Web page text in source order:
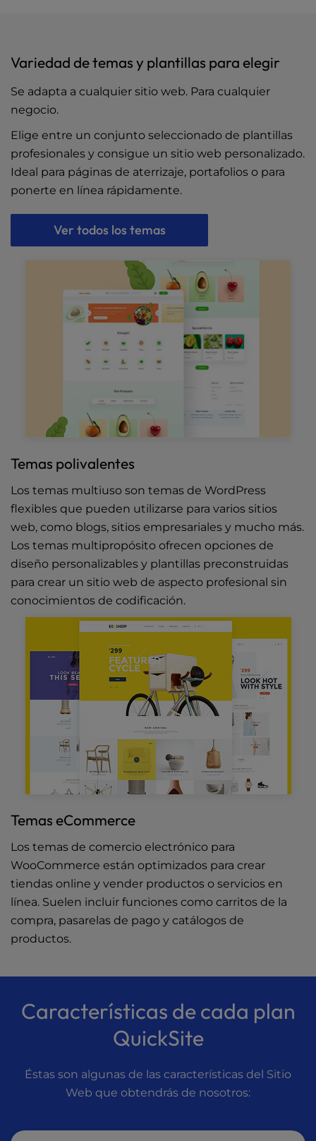
Variedad de temas y plantillas para elegir
Se adapta a cualquier sitio web. Para cualquier
negocio.
Elige entre un conjunto seleccionado de plantillas
profesionales y consigue un sitio web personalizado.
Ideal para páginas de aterrizaje, portafolios o para
ponerte en línea rápidamente.
Ver todos los temas
Temas polivalentes
Los temas multiuso son temas de WordPress
flexibles que pueden utilizarse para varios sitios
web, como blogs, sitios empresariales y mucho más.
Los temas multipropósito ofrecen opciones de
diseño personalizables y plantillas preconstruidas
para crear un sitio web de aspecto profesional sin
conocimientos de codificación.
Temas eCommerce
Los temas de comercio electrónico para
WooCommerce están optimizados para crear
tiendas online y vender productos o servicios en
línea. Suelen incluir funciones como carritos de la
compra, pasarelas de pago y catálogos de
productos.
Características de cada plan
QuickSite
Éstas son algunas de las características del Sitio
Web que obtendrás de nosotros: